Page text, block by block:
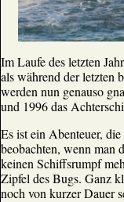
Im Laufe des letzten
als während der letzten
werden nun genauso
und 1996 das
Es ist ein Abenteuer,
beobachten, wenn man
keinen Schiffsrumpf
Zipfel des Bugs. Ganz
noch von kurzer Dauer